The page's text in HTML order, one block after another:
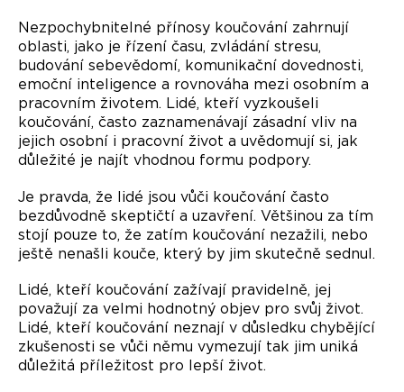
Nezpochybnitelné přínosy koučování zahrnují
oblasti, jako je řízení času, zvládání stresu,
budování sebevědomí, komunikační dovednosti,
emoční inteligence a rovnováha mezi osobním a
pracovním životem. Lidé, kteří vyzkoušeli
koučování, často zaznamenávají zásadní vliv na
jejich osobní i pracovní život a uvědomují si, jak
důležité je najít vhodnou formu podpory.
Je pravda, že lidé jsou vůči koučování často
bezdůvodně skeptičtí a uzavření. Většinou za tím
stojí pouze to, že zatím koučování nezažili, nebo
ještě nenašli kouče, který by jim skutečně sednul.
Lidé, kteří koučování zažívají pravidelně, jej
považují za velmi hodnotný objev pro svůj život.
Lidé, kteří koučování neznají v důsledku chybějící
zkušenosti se vůči němu vymezují tak jim uniká
důležitá příležitost pro lepší život.